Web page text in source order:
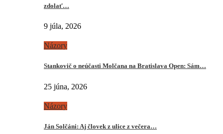
zdolať…
9 júla, 2026
Názory
Stankovič o neúčasti Molčana na Bratislava Open: Sám…
25 júna, 2026
Názory
Ján Solčáni: Aj človek z ulice z večera…